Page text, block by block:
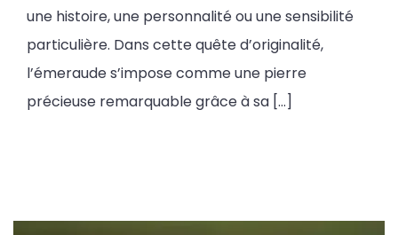
une histoire, une personnalité ou une sensibilité
particulière. Dans cette quête d’originalité,
l’émeraude s’impose comme une pierre
précieuse remarquable grâce à sa […]